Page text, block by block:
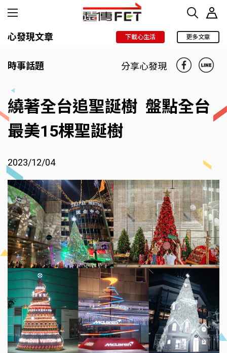
心發現文章 下載心生活 更多文章
時事話題 分享心發現
繞著全台追聖誕樹 盤點全台
最美15棵聖誕樹
2023/12/04